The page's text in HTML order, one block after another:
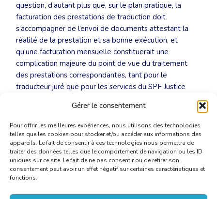
Gérer le consentement
Pour offrir les meilleures expériences, nous utilisons des technologies
telles que les cookies pour stocker et/ou accéder aux informations des
appareils. Le fait de consentir à ces technologies nous permettra de
traiter des données telles que le comportement de navigation ou les ID
uniques sur ce site. Le fait de ne pas consentir ou de retirer son
consentement peut avoir un effet négatif sur certaines caractéristiques et
fonctions.
question, d’autant plus que, sur le plan pratique, la
facturation des prestations de traduction doit
s’accompagner de l’envoi de documents attestant la
réalité de la prestation et sa bonne exécution, et
qu’une facturation mensuelle constituerait une
complication majeure du point de vue du traitement
des prestations correspondantes, tant pour le
traducteur juré que pour les services du SPF Justice